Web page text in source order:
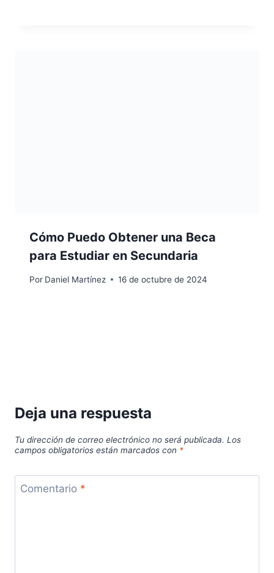
Cómo Puedo Obtener una Beca
para Estudiar en Secundaria
Por Daniel Martínez 16 de octubre de 2024
Deja una respuesta
Tu dirección de correo electrónico no será publicada. Los
campos obligatorios están marcados con *
Comentario *